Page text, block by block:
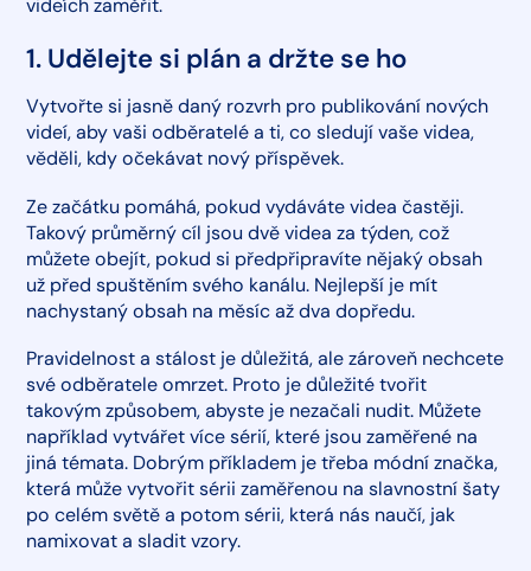
videích zaměřit.
1. Udělejte si plán a držte se ho
Vytvořte si jasně daný rozvrh pro publikování nových
videí, aby vaši odběratelé a ti, co sledují vaše videa,
věděli, kdy očekávat nový příspěvek.
Ze začátku pomáhá, pokud vydáváte videa častěji.
Takový průměrný cíl jsou dvě videa za týden, což
můžete obejít, pokud si předpřipravíte nějaký obsah
už před spuštěním svého kanálu. Nejlepší je mít
nachystaný obsah na měsíc až dva dopředu.
Pravidelnost a stálost je důležitá, ale zároveň nechcete
své odběratele omrzet. Proto je důležité tvořit
takovým způsobem, abyste je nezačali nudit. Můžete
například vytvářet více sérií, které jsou zaměřené na
jiná témata. Dobrým příkladem je třeba módní značka,
která může vytvořit sérii zaměřenou na slavnostní šaty
po celém světě a potom sérii, která nás naučí, jak
namixovat a sladit vzory.